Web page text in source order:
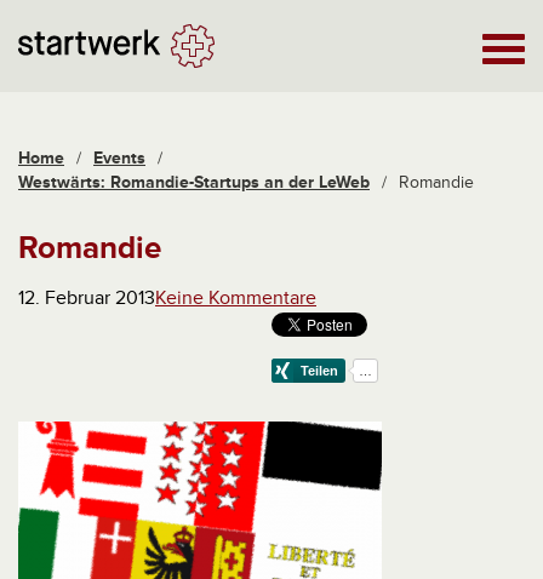
Home / Events /
Westwärts: Romandie-Startups an der LeWeb / Romandie
Romandie
12. Februar 2013Keine Kommentare